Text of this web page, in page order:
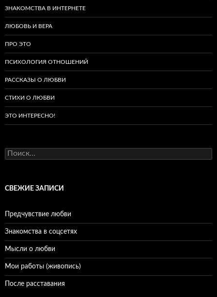
ЗНАКОМСТВА В ИНТЕРНЕТЕ
ЛЮБОВЬ И ВЕРА
ПРО ЭТО
ПСИХОЛОГИЯ ОТНОШЕНИЙ
РАССКАЗЫ О ЛЮБВИ
СТИХИ О ЛЮБВИ
ЭТО ИНТЕРЕСНО!
Найти:
СВЕЖИЕ ЗАПИСИ
Предчувствие любви
Знакомства в соцсетях
Мысли о любви
Мои работы (живопись)
После расставания